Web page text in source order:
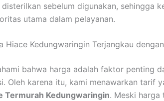
sebelum digunakan, sehingga
utama dalam pelayanan.
Hiace Kedungwaringin Terjangkau
bahwa harga adalah faktor penting
Oleh karena itu, kami menawarkan tarif
Termurah Kedungwaringin. Meski harga